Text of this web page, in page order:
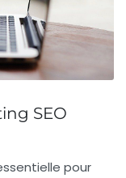
SEO
pour